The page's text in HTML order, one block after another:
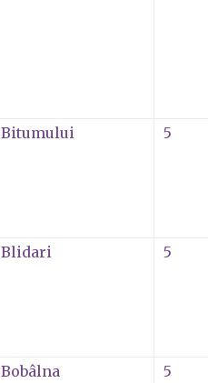
Bitumului 5
Blidari 5
Bobâlna 5